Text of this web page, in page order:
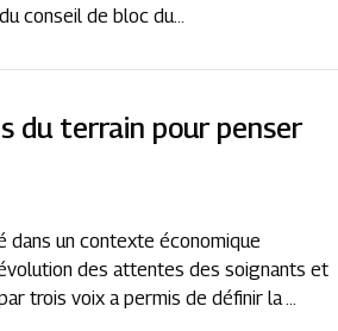
conseil de bloc du...
du terrain pour penser
un contexte économique
des attentes des soignants et
trois voix a permis de définir la ...